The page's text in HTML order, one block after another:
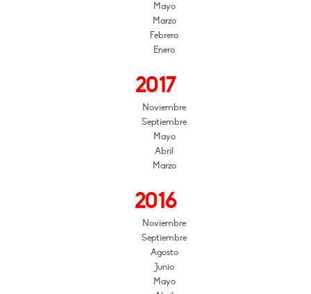
Mayo
Marzo
Febrero
Enero
2017
Noviembre
Septiembre
Mayo
Abril
Marzo
2016
Noviembre
Septiembre
Agosto
Junio
Mayo